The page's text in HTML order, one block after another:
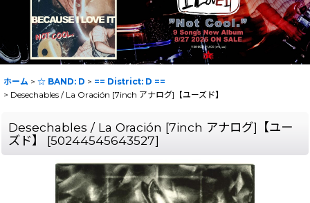
ホーム > ☆ BAND: D > == District: D ==
> Desechables / La Oración [7inch アナログ]【ユーズド】
Desechables / La Oración [7inch アナログ]【ユー
ズド】
[50244545643527]